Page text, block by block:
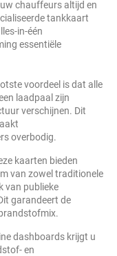
chauffeurs altijd en
tankkaart
in-één
essentiële
voordeel is dat alle
laadpaal zijn
verschijnen. Dit
overbodig.
kaarten bieden
van zowel traditionele
van publieke
garandeert de
dashboards krijgt u
en